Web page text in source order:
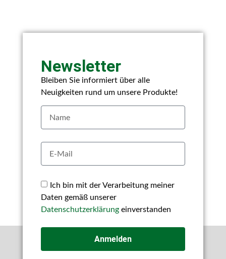
Newsletter
Bleiben Sie informiert über alle
Neuigkeiten rund um unsere Produkte!
Ich bin mit der Verarbeitung meiner
Daten gemäß unserer
Datenschutzerklärungeinverstanden
Anmelden